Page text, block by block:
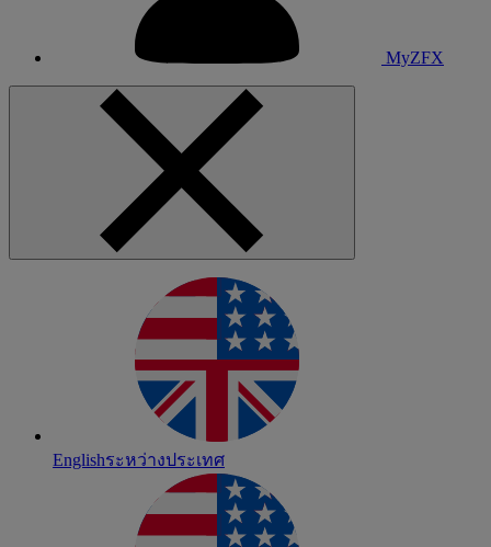
MyZFX
Englishระหว่างประเทศ